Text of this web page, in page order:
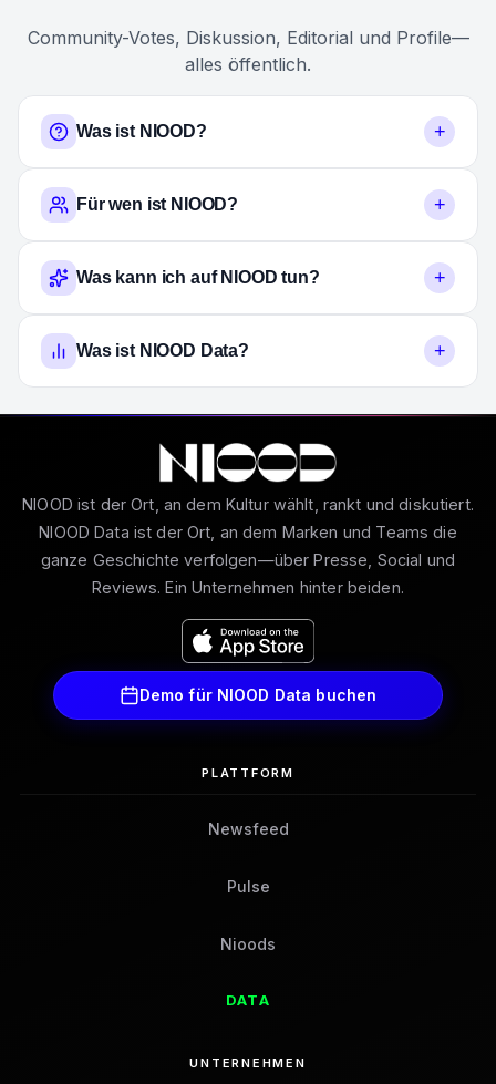
Community-Votes, Diskussion, Editorial und Profile—
alles öffentlich.
Was ist NIOOD? +
Für wen ist NIOOD? +
Was kann ich auf NIOOD tun? +
Was ist NIOOD Data? +
NIOOD ist der Ort, an dem Kultur wählt, rankt und diskutiert.
NIOOD Data ist der Ort, an dem Marken und Teams die
ganze Geschichte verfolgen—über Presse, Social und
Reviews. Ein Unternehmen hinter beiden.
Demo für NIOOD Data buchen
PLATTFORM
Newsfeed
Pulse
Nioods
DATA
UNTERNEHMEN